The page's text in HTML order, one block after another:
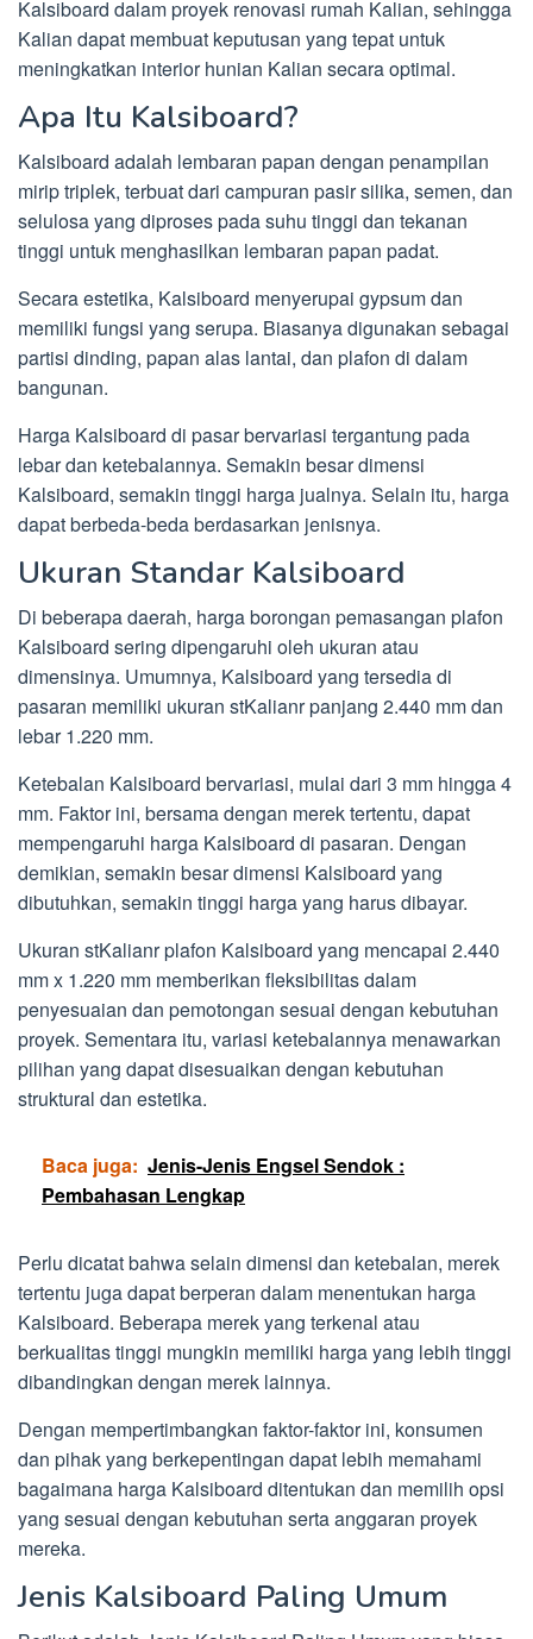
Kalsiboard dalam proyek renovasi rumah Kalian, sehingga
Kalian dapat membuat keputusan yang tepat untuk
meningkatkan interior hunian Kalian secara optimal.
Apa Itu Kalsiboard?
Kalsiboard adalah lembaran papan dengan penampilan
mirip triplek, terbuat dari campuran pasir silika, semen, dan
selulosa yang diproses pada suhu tinggi dan tekanan
tinggi untuk menghasilkan lembaran papan padat.
Secara estetika, Kalsiboard menyerupai gypsum dan
memiliki fungsi yang serupa. Biasanya digunakan sebagai
partisi dinding, papan alas lantai, dan plafon di dalam
bangunan.
Harga Kalsiboard di pasar bervariasi tergantung pada
lebar dan ketebalannya. Semakin besar dimensi
Kalsiboard, semakin tinggi harga jualnya. Selain itu, harga
dapat berbeda-beda berdasarkan jenisnya.
Ukuran Standar Kalsiboard
Di beberapa daerah, harga borongan pemasangan plafon
Kalsiboard sering dipengaruhi oleh ukuran atau
dimensinya. Umumnya, Kalsiboard yang tersedia di
pasaran memiliki ukuran stKalianr panjang 2.440 mm dan
lebar 1.220 mm.
Ketebalan Kalsiboard bervariasi, mulai dari 3 mm hingga 4
mm. Faktor ini, bersama dengan merek tertentu, dapat
mempengaruhi harga Kalsiboard di pasaran. Dengan
demikian, semakin besar dimensi Kalsiboard yang
dibutuhkan, semakin tinggi harga yang harus dibayar.
Ukuran stKalianr plafon Kalsiboard yang mencapai 2.440
mm x 1.220 mm memberikan fleksibilitas dalam
penyesuaian dan pemotongan sesuai dengan kebutuhan
proyek. Sementara itu, variasi ketebalannya menawarkan
pilihan yang dapat disesuaikan dengan kebutuhan
struktural dan estetika.
Baca juga: Jenis-Jenis Engsel Sendok :
Pembahasan Lengkap
Perlu dicatat bahwa selain dimensi dan ketebalan, merek
tertentu juga dapat berperan dalam menentukan harga
Kalsiboard. Beberapa merek yang terkenal atau
berkualitas tinggi mungkin memiliki harga yang lebih tinggi
dibandingkan dengan merek lainnya.
Dengan mempertimbangkan faktor-faktor ini, konsumen
dan pihak yang berkepentingan dapat lebih memahami
bagaimana harga Kalsiboard ditentukan dan memilih opsi
yang sesuai dengan kebutuhan serta anggaran proyek
mereka.
Jenis Kalsiboard Paling Umum